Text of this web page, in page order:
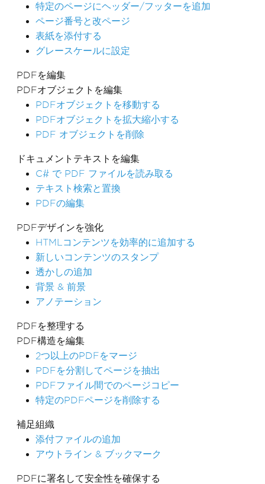
特定のページにヘッダー/フッターを追加
ページ番号と改ページ
表紙を添付する
グレースケールに設定
PDFを編集
PDFオブジェクトを編集
PDFオブジェクトを移動する
PDFオブジェクトを拡大縮小する
PDF オブジェクトを削除
ドキュメントテキストを編集
C# で PDF ファイルを読み取る
テキスト検索と置換
PDFの編集
PDFデザインを強化
HTMLコンテンツを効率的に追加する
新しいコンテンツのスタンプ
透かしの追加
背景 & 前景
アノテーション
PDFを整理する
PDF構造を編集
2つ以上のPDFをマージ
PDFを分割してページを抽出
PDFファイル間でのページコピー
特定のPDFページを削除する
補足組織
添付ファイルの追加
アウトライン & ブックマーク
PDFに署名して安全性を確保する